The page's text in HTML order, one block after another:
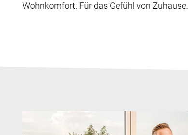
Wohnkomfort. Für das Gefühl von Zuhause.